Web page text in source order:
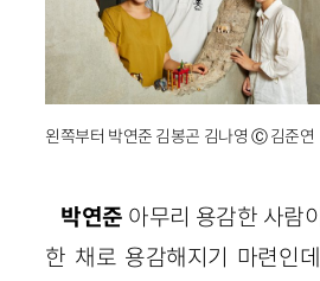
왼쪽부터 박연준 김봉곤 김나영 Ⓒ 김준연
박연준 아무리 용감한 사람
한 채로 용감해지기 마련인